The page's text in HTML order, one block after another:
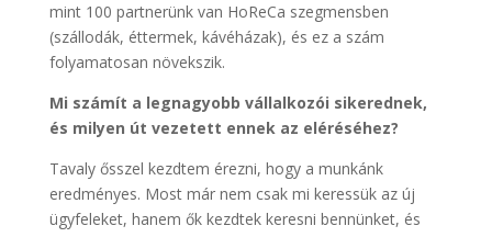
mint 100 partnerünk van HoReCa szegmensben
(szállodák, éttermek, kávéházak), és ez a szám
folyamatosan növekszik.
Mi számít a legnagyobb vállalkozói sikerednek,
és milyen út vezetett ennek az eléréséhez?
Tavaly ősszel kezdtem érezni, hogy a munkánk
eredményes. Most már nem csak mi keressük az új
ügyfeleket, hanem ők kezdtek keresni bennünket, és